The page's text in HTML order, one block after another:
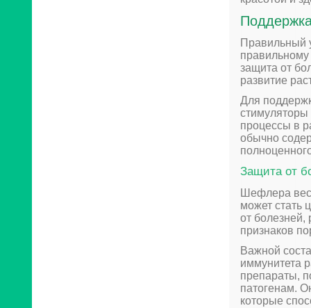
Правильный
защита от
развитие
Для
стимуляторы
процессы в
обычно
Защита от
Шефлера
может стать
от болезней,
признаков
Важной
иммунитета
препараты,
патогенам.
которые